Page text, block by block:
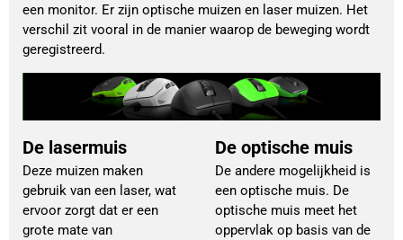
een monitor. Er zijn optische muizen en laser muizen. Het
verschil zit vooral in de manier waarop de beweging wordt
geregistreerd.
De lasermuis
Deze muizen maken
gebruik van een laser, wat
ervoor zorgt dat er een
grote mate van
De optische muis
De andere mogelijkheid is
een optische muis. De
optische muis meet het
oppervlak op basis van de